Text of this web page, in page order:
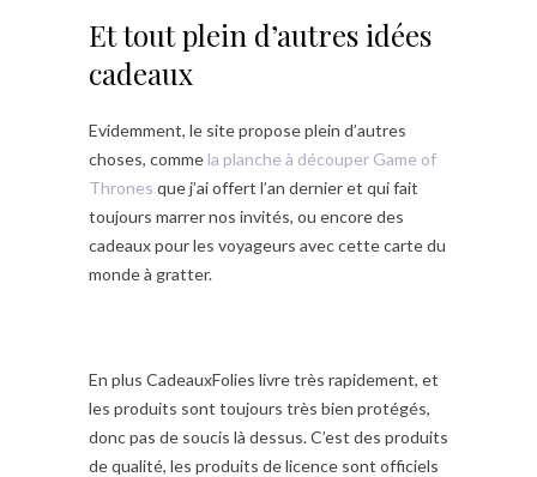
Et tout plein d’autres idées
cadeaux
Evidemment, le site propose plein d’autres
choses, comme la planche à découper Game of
Thrones que j’ai offert l’an dernier et qui fait
toujours marrer nos invités, ou encore des
cadeaux pour les voyageurs avec cette carte du
monde à gratter.
En plus CadeauxFolies livre très rapidement, et
les produits sont toujours très bien protégés,
donc pas de soucis là dessus. C’est des produits
de qualité, les produits de licence sont officiels